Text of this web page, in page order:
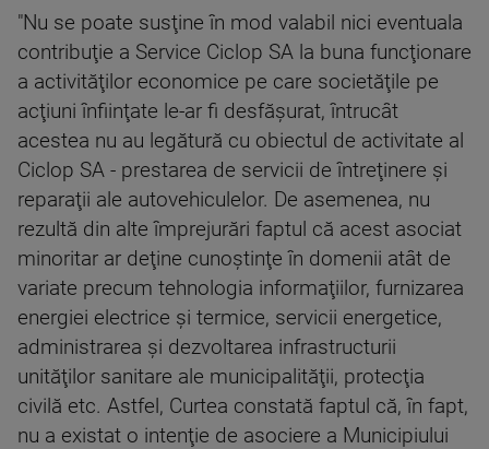
"Nu se poate susţine în mod valabil nici eventuala
contribuţie a Service Ciclop SA la buna funcţionare
a activităţilor economice pe care societăţile pe
acţiuni înfiinţate le-ar fi desfăşurat, întrucât
acestea nu au legătură cu obiectul de activitate al
Ciclop SA - prestarea de servicii de întreţinere şi
reparaţii ale autovehiculelor. De asemenea, nu
rezultă din alte împrejurări faptul că acest asociat
minoritar ar deţine cunoştinţe în domenii atât de
variate precum tehnologia informaţiilor, furnizarea
energiei electrice şi termice, servicii energetice,
administrarea şi dezvoltarea infrastructurii
unităţilor sanitare ale municipalităţii, protecţia
civilă etc. Astfel, Curtea constată faptul că, în fapt,
nu a existat o intenţie de asociere a Municipiului